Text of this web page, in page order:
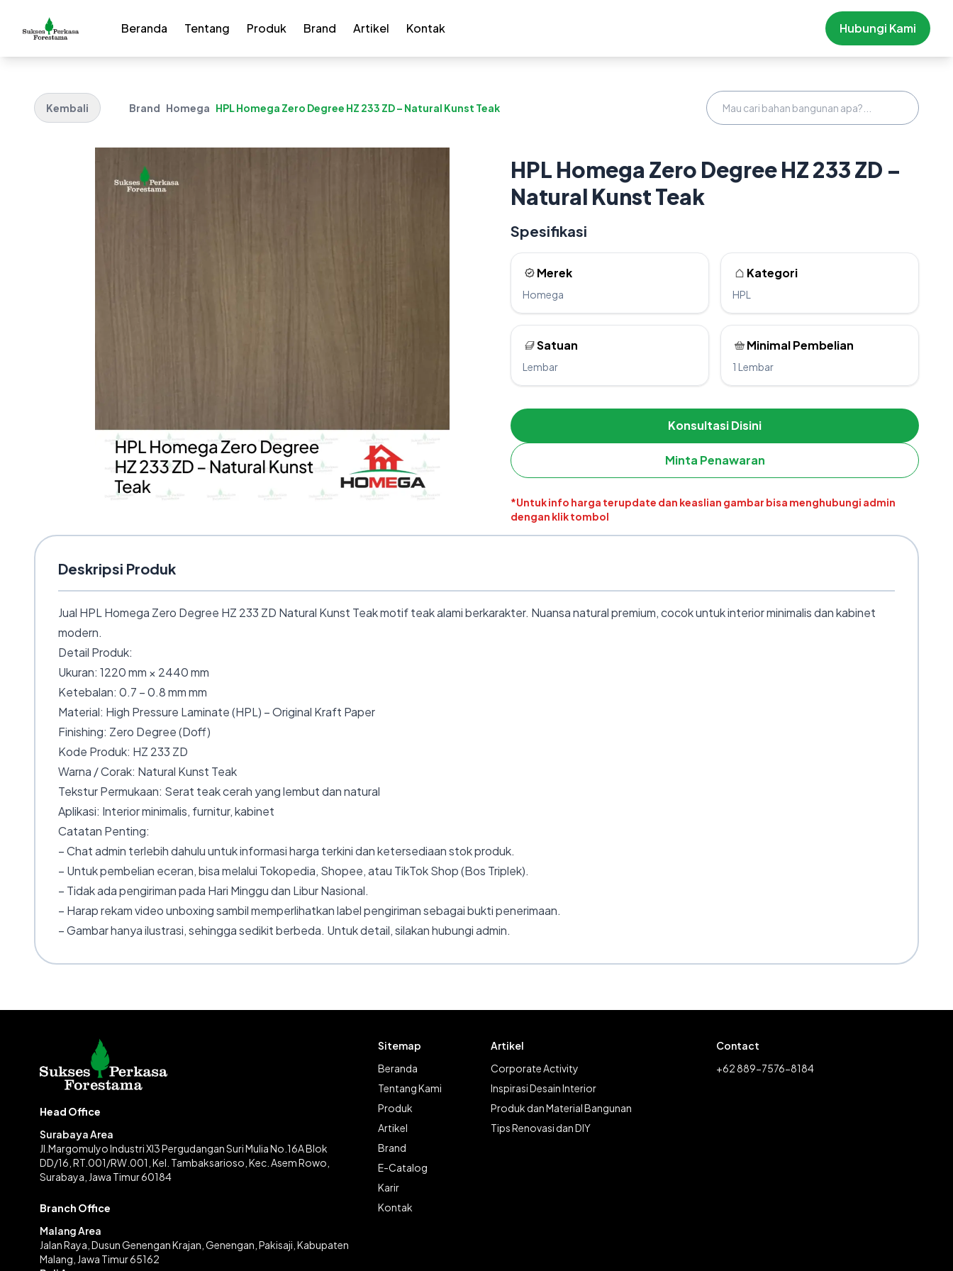
Beranda Tentang Produk Brand Artikel Kontak Hubungi Kami
Kembali Brand Homega HPL Homega Zero Degree HZ 233 ZD – Natural Kunst Teak
HPL Homega Zero Degree HZ 233 ZD –
Natural Kunst Teak
Spesifikasi
Merek
Homega
Kategori
HPL
Satuan
Lembar
Minimal Pembelian
1 Lembar
Konsultasi Disini
Minta Penawaran
*Untuk info harga terupdate dan keaslian gambar bisa menghubungi admin
dengan klik tombol
Deskripsi Produk
Jual HPL Homega Zero Degree HZ 233 ZD Natural Kunst Teak motif teak alami berkarakter. Nuansa natural premium, cocok untuk interior minimalis dan kabinet
modern.
Detail Produk:
Ukuran: 1220 mm × 2440 mm
Ketebalan: 0.7 – 0.8 mm mm
Material: High Pressure Laminate (HPL) – Original Kraft Paper
Finishing: Zero Degree (Doff)
Kode Produk: HZ 233 ZD
Warna / Corak: Natural Kunst Teak
Tekstur Permukaan: Serat teak cerah yang lembut dan natural
Aplikasi: Interior minimalis, furnitur, kabinet
Catatan Penting:
– Chat admin terlebih dahulu untuk informasi harga terkini dan ketersediaan stok produk.
– Untuk pembelian eceran, bisa melalui Tokopedia, Shopee, atau TikTok Shop (Bos Triplek).
– Tidak ada pengiriman pada Hari Minggu dan Libur Nasional.
– Harap rekam video unboxing sambil memperlihatkan label pengiriman sebagai bukti penerimaan.
– Gambar hanya ilustrasi, sehingga sedikit berbeda. Untuk detail, silakan hubungi admin.
Head Office
Surabaya Area
Jl.Margomulyo Industri XI3 Pergudangan Suri Mulia No.16A Blok
DD/16, RT.001/RW.001, Kel. Tambaksarioso, Kec. Asem Rowo,
Surabaya, Jawa Timur 60184
Branch Office
Malang Area
Jalan Raya, Dusun Genengan Krajan, Genengan, Pakisaji, Kabupaten
Malang, Jawa Timur 65162
Sitemap
Beranda
Tentang Kami
Produk
Artikel
Brand
E-Catalog
Karir
Kontak
Artikel
Corporate Activity
Inspirasi Desain Interior
Produk dan Material Bangunan
Tips Renovasi dan DIY
Contact
+62 889-7576-8184